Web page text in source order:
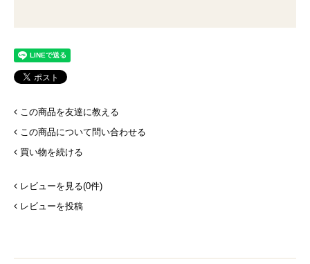
この商品を友達に教える
この商品について問い合わせる
買い物を続ける
レビューを見る(0件)
レビューを投稿